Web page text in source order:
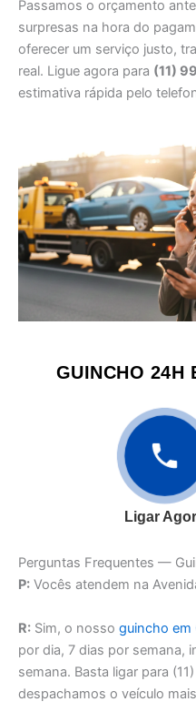
Passamos o orçamento
surpresas na hora do
oferecer um serviço justo,
real. Ligue agora para (11)
estimativa rápida pelo
GUINCHO 24H
Ligar
Perguntas Frequentes —
P: Vocês atendem na
R: Sim, o nosso guincho em
por dia, 7 dias por semana,
semana. Basta ligar para
despachamos o veículo